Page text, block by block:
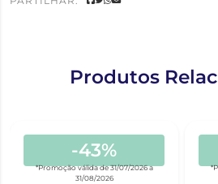
Produtos
-43%
*Promoção válida de 31/07/2026 a
31/08/2026